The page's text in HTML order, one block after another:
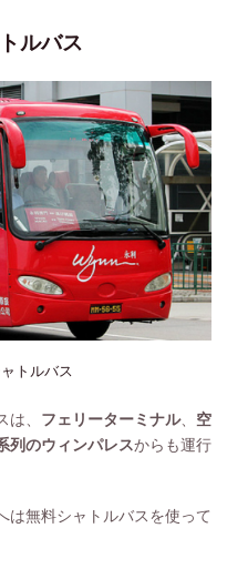
ルバス
トルバス
、 フェリーターミナル、 空
列のウィンパレスからも運行
は無料シャトルバスを使って